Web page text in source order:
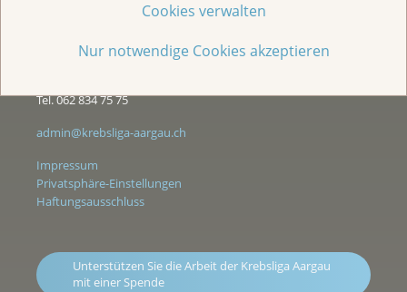
Cookies verwalten
Nur notwendige Cookies akzeptieren
Postfach 3225
Tel. 062 834 75 75
admin@krebsliga-aargau.ch
Impressum
Privatsphäre-Einstellungen
Haftungsausschluss
Unterstützen Sie die Arbeit der Krebsliga Aargau
mit einer Spende